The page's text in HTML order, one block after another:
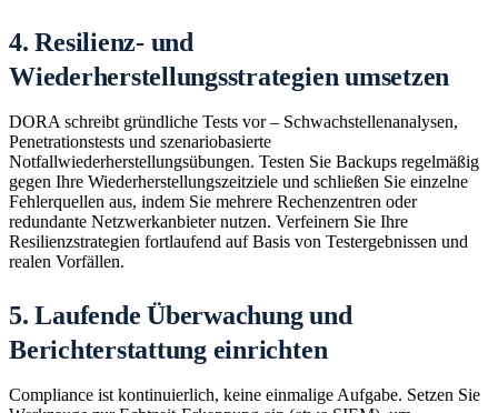
4. Resilienz- und
Wiederherstellungsstrategien umsetzen
DORA schreibt gründliche Tests vor – Schwachstellenanalysen,
Penetrationstests und szenariobasierte
Notfallwiederherstellungsübungen. Testen Sie Backups regelmäßig
gegen Ihre Wiederherstellungszeitziele und schließen Sie einzelne
Fehlerquellen aus, indem Sie mehrere Rechenzentren oder
redundante Netzwerkanbieter nutzen. Verfeinern Sie Ihre
Resilienzstrategien fortlaufend auf Basis von Testergebnissen und
realen Vorfällen.
5. Laufende Überwachung und
Berichterstattung einrichten
Compliance ist kontinuierlich, keine einmalige Aufgabe. Setzen Sie